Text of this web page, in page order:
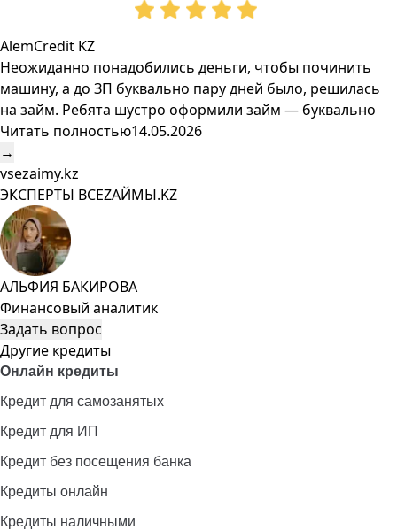
AlemCredit KZ
Неожиданно понадобились деньги, чтобы починить
машину, а до ЗП буквально пару дней было, решилась
на займ. Ребята шустро оформили займ — буквально
Читать полностью14.05.2026
→
vsezaimy.kz
ЭКСПЕРТЫ ВСЕZAЙМЫ.KZ
АЛЬФИЯ БАКИРОВА
Финансовый аналитик
Задать вопрос
Другие кредиты
Онлайн кредиты
Кредит для самозанятых
Кредит для ИП
Кредит без посещения банка
Кредиты онлайн
Кредиты наличными